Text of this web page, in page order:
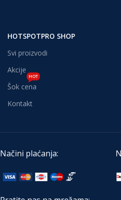
HOTSPOTPRO SHOP
Svi proizvodi
Akcije
Šok cena
HOT
Kontakt
Načini plaćanja: